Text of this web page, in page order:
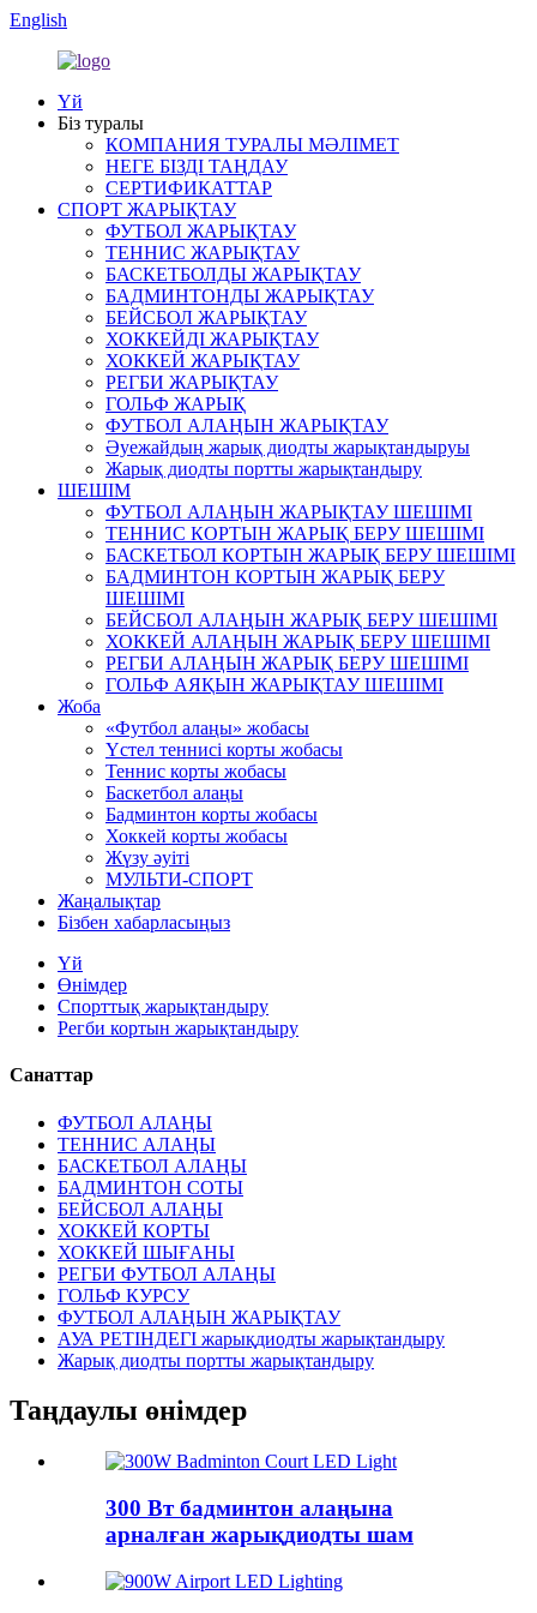
English
Үй
Біз туралы
КОМПАНИЯ ТУРАЛЫ МӘЛІМЕТ
НЕГЕ БІЗДІ ТАҢДАУ
СЕРТИФИКАТТАР
СПОРТ ЖАРЫҚТАУ
ФУТБОЛ ЖАРЫҚТАУ
ТЕННИС ЖАРЫҚТАУ
БАСКЕТБОЛДЫ ЖАРЫҚТАУ
БАДМИНТОНДЫ ЖАРЫҚТАУ
БЕЙСБОЛ ЖАРЫҚТАУ
ХОККЕЙДІ ЖАРЫҚТАУ
ХОККЕЙ ЖАРЫҚТАУ
РЕГБИ ЖАРЫҚТАУ
ГОЛЬФ ЖАРЫҚ
ФУТБОЛ АЛАҢЫН ЖАРЫҚТАУ
Әуежайдың жарық диодты жарықтандыруы
Жарық диодты портты жарықтандыру
ШЕШІМ
ФУТБОЛ АЛАҢЫН ЖАРЫҚТАУ ШЕШІМІ
ТЕННИС КОРТЫН ЖАРЫҚ БЕРУ ШЕШІМІ
БАСКЕТБОЛ КОРТЫН ЖАРЫҚ БЕРУ ШЕШІМІ
БАДМИНТОН КОРТЫН ЖАРЫҚ БЕРУ
ШЕШІМІ
БЕЙСБОЛ АЛАҢЫН ЖАРЫҚ БЕРУ ШЕШІМІ
ХОККЕЙ АЛАҢЫН ЖАРЫҚ БЕРУ ШЕШІМІ
РЕГБИ АЛАҢЫН ЖАРЫҚ БЕРУ ШЕШІМІ
ГОЛЬФ АЯҚЫН ЖАРЫҚТАУ ШЕШІМІ
Жоба
«Футбол алаңы» жобасы
Үстел теннисі корты жобасы
Теннис корты жобасы
Баскетбол алаңы
Бадминтон корты жобасы
Хоккей корты жобасы
Жүзу әуіті
МУЛЬТИ-СПОРТ
Жаңалықтар
Бізбен хабарласыңыз
Үй
Өнімдер
Спорттық жарықтандыру
Регби кортын жарықтандыру
Санаттар
ФУТБОЛ АЛАҢЫ
ТЕННИС АЛАҢЫ
БАСКЕТБОЛ АЛАҢЫ
БАДМИНТОН СОТЫ
БЕЙСБОЛ АЛАҢЫ
ХОККЕЙ КОРТЫ
ХОККЕЙ ШЫҒАНЫ
РЕГБИ ФУТБОЛ АЛАҢЫ
ГОЛЬФ КУРСУ
ФУТБОЛ АЛАҢЫН ЖАРЫҚТАУ
АУА РЕТІНДЕГІ жарықдиодты жарықтандыру
Жарық диодты портты жарықтандыру
Таңдаулы өнімдер
300 Вт бадминтон алаңына
арналған жарықдиодты шам